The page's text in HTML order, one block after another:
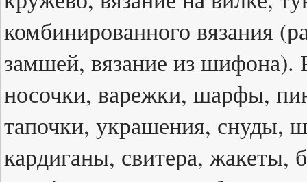
комбинированного вязания
замшей, вязание из шифона).
носочки, варежки, шарфы,
тапочки, украшения, снуды,
кардиганы, свитера, жакеты,